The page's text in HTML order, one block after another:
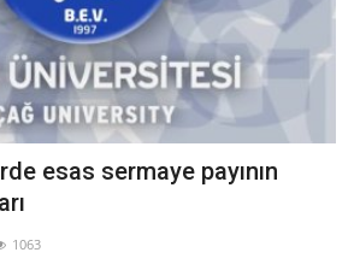
esas sermaye payının
1063